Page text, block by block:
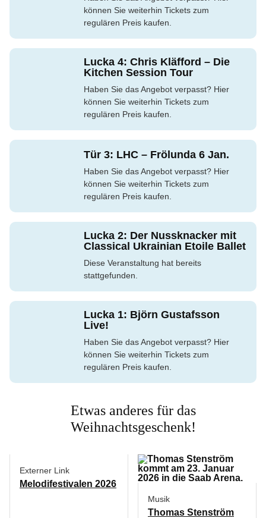
können Sie weiterhin Tickets zum
regulären Preis kaufen.
Lucka 4: Chris Kläfford – Die
Kitchen Session Tour
Haben Sie das Angebot verpasst? Hier
können Sie weiterhin Tickets zum
regulären Preis kaufen.
Tür 3: LHC – Frölunda 6 Jan.
Haben Sie das Angebot verpasst? Hier
können Sie weiterhin Tickets zum
regulären Preis kaufen.
Lucka 2: Der Nussknacker mit
Classical Ukrainian Etoile Ballet
Diese Veranstaltung hat bereits
stattgefunden.
Lucka 1: Björn Gustafsson
Live!
Haben Sie das Angebot verpasst? Hier
können Sie weiterhin Tickets zum
regulären Preis kaufen.
Etwas anderes für das
Weihnachtsgeschenk!
Externer Link
Melodifestivalen 2026
Musik
Thomas Stenström